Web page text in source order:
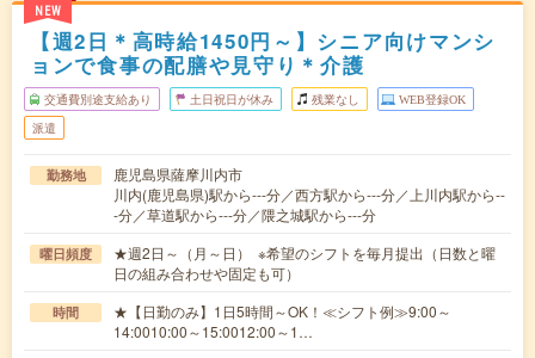
NEW
【週2日＊高時給1450円～】シニア向けマンシ
ョンで食事の配膳や見守り＊介護
交通費別途支給あり 土日祝日が休み 残業なし WEB登録OK
派遣
勤務地
鹿児島県薩摩川内市
川内(鹿児島県)駅から---分／西方駅から---分／上川内駅から--
-分／草道駅から---分／隈之城駅から---分
曜日頻度
★週2日～（月～日） ※希望のシフトを毎月提出（日数と曜
日の組み合わせや固定も可）
時間
★【日勤のみ】1日5時間～OK！≪シフト例≫9:00～
14:0010:00～15:0012:00～1…